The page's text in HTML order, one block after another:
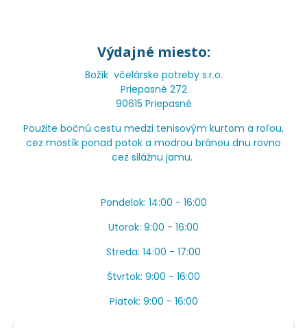
Výdajné miesto:
Božík včelárske potreby s.r.o.
Priepasné 272
90615 Priepasné
Použite bočnú cestu medzi tenisovým kurtom a roľou,
cez mostík ponad potok a modrou bránou dnu rovno
cez silážnu jamu.
Pondelok: 14:00 - 16:00
Utorok: 9:00 - 16:00
Streda: 14:00 - 17:00
Štvrtok: 9:00 - 16:00
Piatok: 9:00 - 16:00